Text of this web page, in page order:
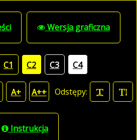
Wersja graficzna
C1 C2 C3 C4
A+ A++ Odstępy:
Instrukcja